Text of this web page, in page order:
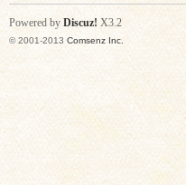
Powered by Discuz! X3.2
© 2001-2013 Comsenz Inc.